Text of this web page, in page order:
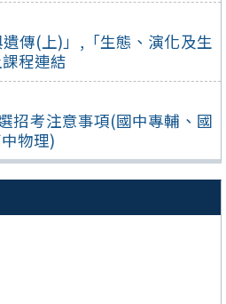
遺傳(上)」,「生態、演化及生
程連結
招考注意事項(國中專輔、國
物理)